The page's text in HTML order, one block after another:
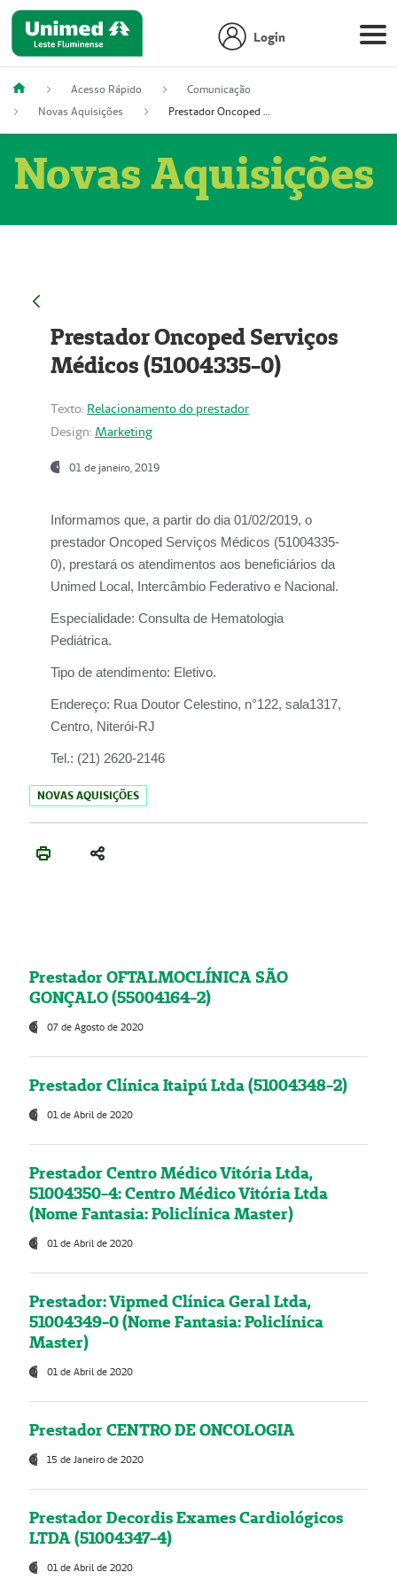
Login
Acesso Rápido
Comunicação
Novas Aquisições
Prestador Oncoped Serviços Médicos (51004335-0)
Novas Aquisições
Prestador Oncoped Serviços
Médicos (51004335-0)
Texto: Relacionamento do prestador
Design: Marketing
01 de janeiro, 2019
Informamos que, a partir do dia 01/02/2019, o
prestador Oncoped Serviços Médicos (51004335-
0), prestará os atendimentos aos beneficiários da
Unimed Local, Intercâmbio Federativo e Nacional.
Especialidade: Consulta de Hematologia
Pediátrica.
Tipo de atendimento: Eletivo.
Endereço: Rua Doutor Celestino, n°122, sala1317,
Centro, Niterói-RJ
Tel.: (21) 2620-2146
NOVAS AQUISIÇÕES
Prestador OFTALMOCLÍNICA SÃO
GONÇALO (55004164-2)
07 de Agosto de 2020
Prestador Clínica Itaipú Ltda (51004348-2)
01 de Abril de 2020
Prestador Centro Médico Vitória Ltda,
51004350-4: Centro Médico Vitória Ltda
(Nome Fantasia: Policlínica Master)
01 de Abril de 2020
Prestador: Vipmed Clínica Geral Ltda,
51004349-0 (Nome Fantasia: Policlínica
Master)
01 de Abril de 2020
Prestador CENTRO DE ONCOLOGIA
15 de Janeiro de 2020
Prestador Decordis Exames Cardiológicos
LTDA (51004347-4)
01 de Abril de 2020